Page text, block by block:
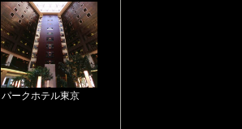
パークホテル東京